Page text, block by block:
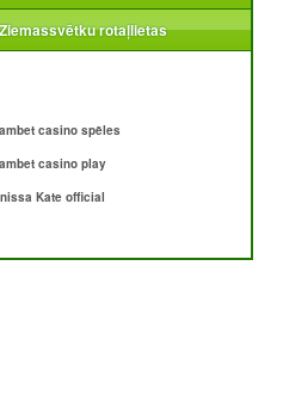
Ziemassvētku rotaļlietas
casino spēles
casino play
Kate official